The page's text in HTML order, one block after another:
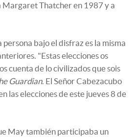
Margaret Thatcher en 1987 y a
persona bajo el disfraz es la misma
"Estas elecciones os
cuenta de lo civilizados que sois
Guardian. El Señor Cabezacubo
las elecciones de este jueves 8 de
May también participaba un